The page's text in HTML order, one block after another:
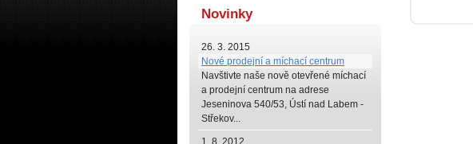
Novinky
26. 3. 2015
Nové prodejní a míchací centrum
Navštivte naše nově otevřené míchací
a prodejní centrum na adrese
Jeseninova 540/53, Ústí nad Labem -
Střekov...
1. 8. 2012